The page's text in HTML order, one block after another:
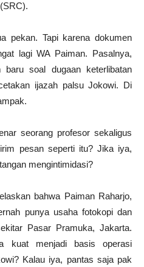
pekan. Tapi karena dokumen
lagi WA Paiman. Pasalnya,
soal dugaan keterlibatan
ijazah palsu Jokowi. Di
seorang profesor sekaligus
pesan seperti itu? Jika iya,
mengintimidasi?
bahwa Paiman Raharjo,
punya usaha fotokopi dan
Pasar Pramuka, Jakarta.
kuat menjadi basis operasi
Kalau iya, pantas saja pak